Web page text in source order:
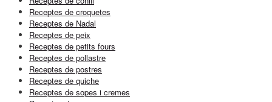
Receptes de croquetes
Receptes de Nadal
Receptes de peix
Receptes de petits fours
Receptes de pollastre
Receptes de postres
Receptes de quiche
Receptes de sopes i cremes